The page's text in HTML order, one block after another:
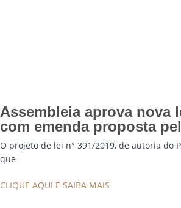
Assembleia aprova nova
com emenda proposta
O projeto de lei n° 391/2019, de autoria do
que
CLIQUE AQUI E SAIBA MAIS